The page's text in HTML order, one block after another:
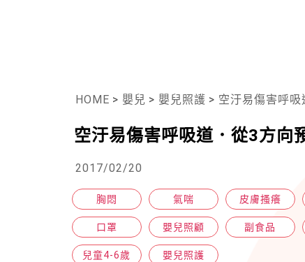
HOME > 嬰兒 > 嬰兒照護 > 空汙易傷害呼
空汙易傷害呼吸道．從3方向
2017/02/20
胸悶 氣喘 皮膚搔癢
口罩 嬰兒照顧 副食品
兒童4-6歲 嬰兒照護